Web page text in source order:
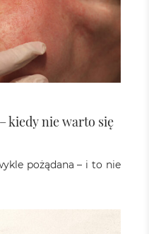
kiedy nie warto się
pożądana – i to nie